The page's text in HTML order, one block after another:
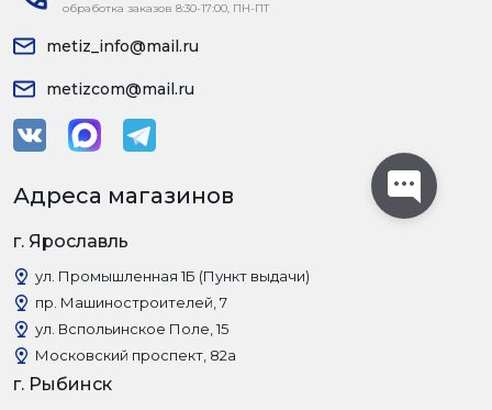
обработка заказов 8:30-17:00, ПН-ПТ
metiz_info@mail.ru
metizcom@mail.ru
Адреса магазинов
г. Ярославль
ул. Промышленная 1Б (Пункт выдачи)
пр. Машиностроителей, 7
ул. Вспольинское Поле, 15
Московский проспект, 82а
г. Рыбинск